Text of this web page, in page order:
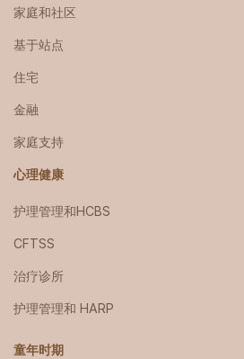
家庭和社区
基于站点
住宅
金融
家庭支持
心理健康
护理管理和HCBS
CFTSS
治疗诊所
护理管理和 HARP
童年时期